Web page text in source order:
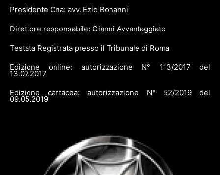
Presidente Ona: avv. Ezio Bonanni
Direttore responsabile: Gianni Avvantaggiato
Testata Registrata presso il Tribunale di Roma
Edizione online: autorizzazione N° 113/2017 del
13.07.2017
Edizione cartacea: autorizzazione N° 52/2019 del
09.05.2019